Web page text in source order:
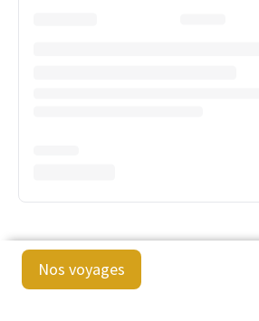
Nos voyages